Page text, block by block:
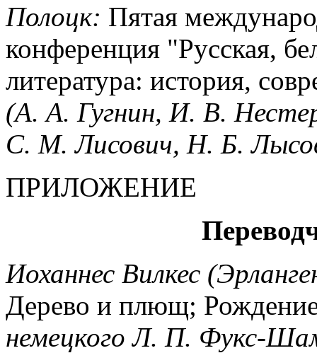
Полоцк: Пятая
конференция "Русская,
литература: история,
(А. А. Гугнин, И. В.
С. М. Лисович, Н. Б.
ПРИЛОЖЕНИЕ
Иоханнес Вилкес
Дерево и плющ;
немецкого Л. П. Фукс-